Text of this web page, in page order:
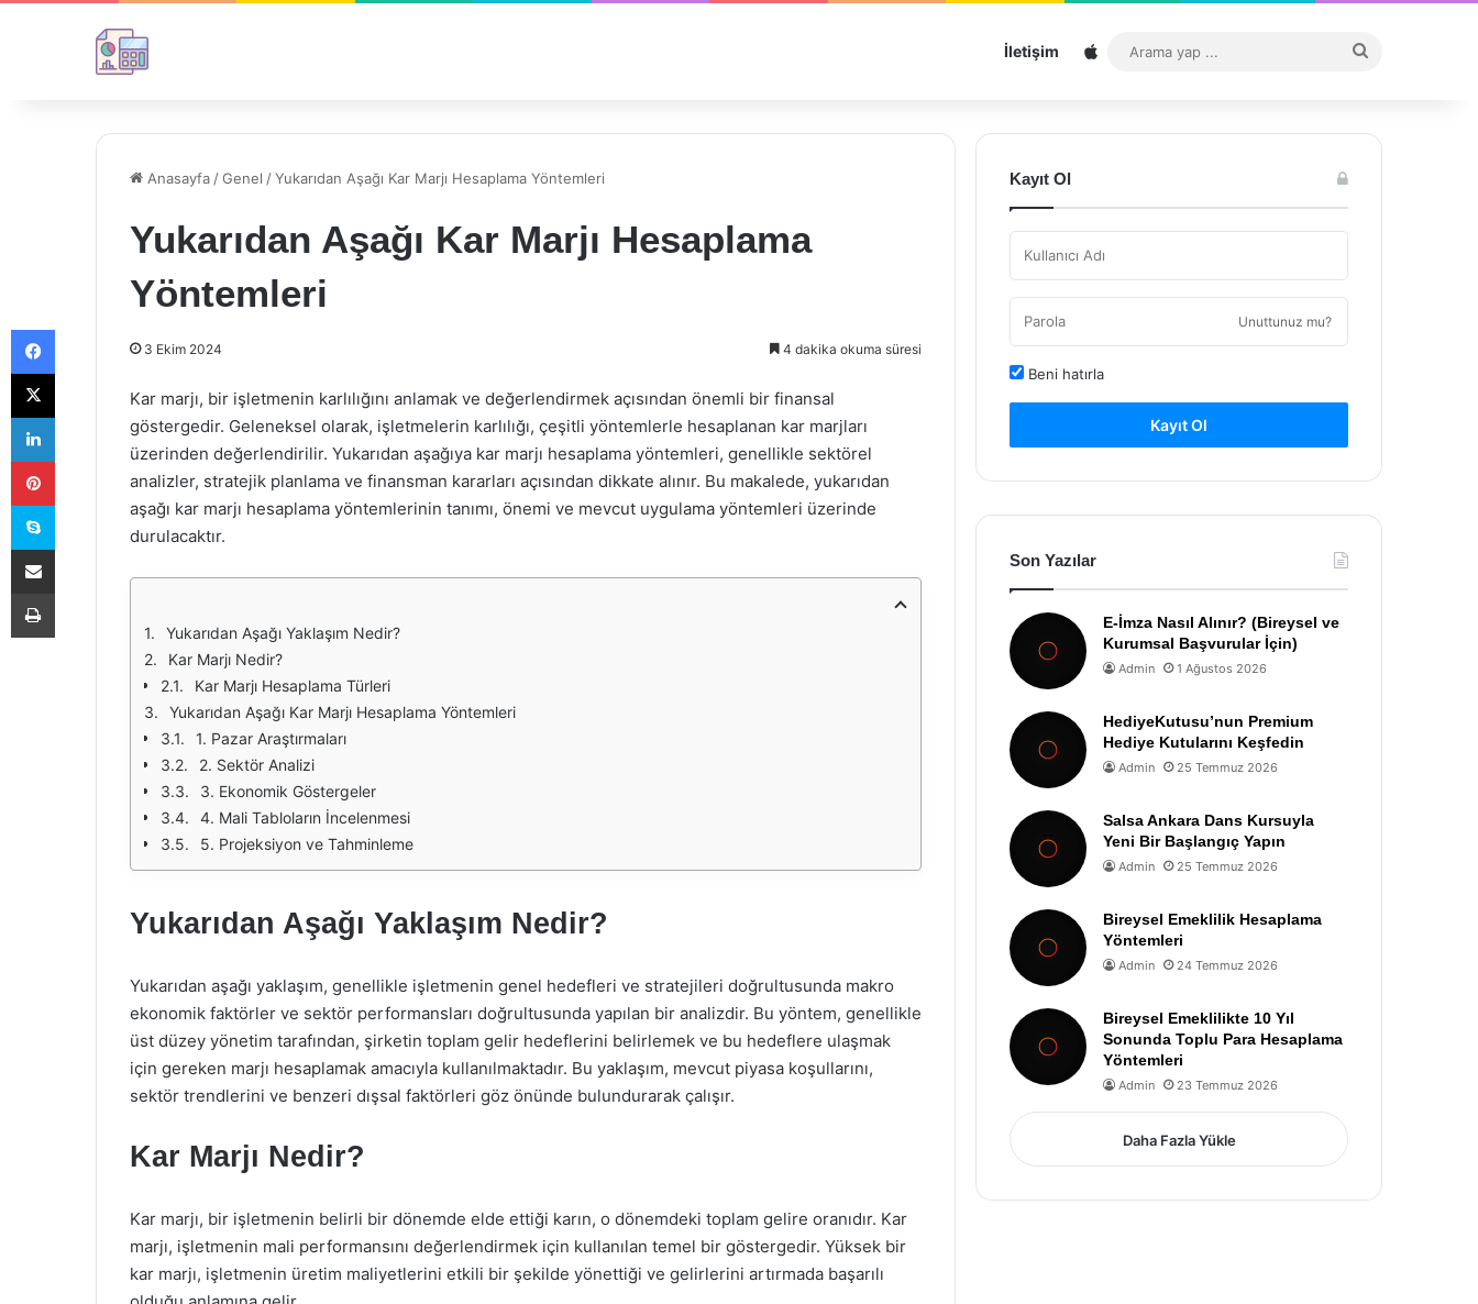
İletişim Sitemap
...
Anasayfa /Genel /Yukarıdan Aşağı Kar Marjı Hesaplama Yöntemleri
Yukarıdan Aşağı Kar Marjı Hesaplama
Yöntemleri
3 Ekim 2024 4 dakika okuma süresi
Kar marjı, bir işletmenin karlılığını anlamak ve değerlendirmek açısından önemli bir finansal
göstergedir. Geleneksel olarak, işletmelerin karlılığı, çeşitli yöntemlerle hesaplanan kar marjları
üzerinden değerlendirilir. Yukarıdan aşağıya kar marjı hesaplama yöntemleri, genellikle sektörel
analizler, stratejik planlama ve finansman kararları açısından dikkate alınır. Bu makalede, yukarıdan
aşağı kar marjı hesaplama yöntemlerinin tanımı, önemi ve mevcut uygulama yöntemleri üzerinde
durulacaktır.
Yukarıdan Aşağı Yaklaşım Nedir?
Kar Marjı Nedir?
Kar Marjı Hesaplama Türleri
Yukarıdan Aşağı Kar Marjı Hesaplama Yöntemleri
1. Pazar Araştırmaları
2. Sektör Analizi
3. Ekonomik Göstergeler
4. Mali Tabloların İncelenmesi
5. Projeksiyon ve Tahminleme
Yukarıdan Aşağı Yaklaşım Nedir?
Yukarıdan aşağı yaklaşım, genellikle işletmenin genel hedefleri ve stratejileri doğrultusunda makro
ekonomik faktörler ve sektör performansları doğrultusunda yapılan bir analizdir. Bu yöntem, genellikle
üst düzey yönetim tarafından, şirketin toplam gelir hedeflerini belirlemek ve bu hedeflere ulaşmak
için gereken marjı hesaplamak amacıyla kullanılmaktadır. Bu yaklaşım, mevcut piyasa koşullarını,
sektör trendlerini ve benzeri dışsal faktörleri göz önünde bulundurarak çalışır.
Kar Marjı Nedir?
Kar marjı, bir işletmenin belirli bir dönemde elde ettiği karın, o dönemdeki toplam gelire oranıdır. Kar
marjı, işletmenin mali performansını değerlendirmek için kullanılan temel bir göstergedir. Yüksek bir
kar marjı, işletmenin üretim maliyetlerini etkili bir şekilde yönettiği ve gelirlerini artırmada başarılı
Kayıt Ol
Unuttunuz mu?
Beni hatırla
Kayıt Ol
Son Yazılar
E-İmza Nasıl Alınır? (Bireysel ve
Kurumsal Başvurular İçin)
Admin 1 Ağustos 2026
HediyeKutusu’nun Premium
Hediye Kutularını Keşfedin
Admin 25 Temmuz 2026
Salsa Ankara Dans Kursuyla
Yeni Bir Başlangıç Yapın
Admin 25 Temmuz 2026
Bireysel Emeklilik Hesaplama
Yöntemleri
Admin 24 Temmuz 2026
Bireysel Emeklilikte 10 Yıl
Sonunda Toplu Para Hesaplama
Yöntemleri
Admin 23 Temmuz 2026
Daha Fazla Yükle
Facebook
X
LinkedIn
Pinterest
Skype
E-Posta ile paylaş